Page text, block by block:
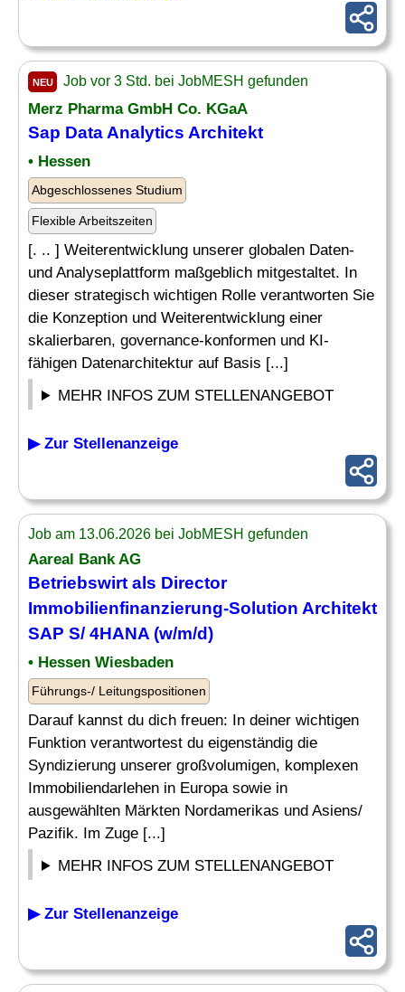
NEU Job vor 3 Std. bei JobMESH gefunden
Merz Pharma GmbH Co. KGaA
Sap Data Analytics Architekt
• Hessen
Abgeschlossenes Studium
Flexible Arbeitszeiten
[. .. ] Weiterentwicklung unserer globalen Daten-
und Analyseplattform maßgeblich mitgestaltet. In
dieser strategisch wichtigen Rolle verantworten Sie
die Konzeption und Weiterentwicklung einer
skalierbaren, governance-konformen und KI-
fähigen Datenarchitektur auf Basis [...]
MEHR INFOS ZUM STELLENANGEBOT
▶ Zur Stellenanzeige
Job am 13.06.2026 bei JobMESH gefunden
Aareal Bank AG
Betriebswirt als Director
Immobilienfinanzierung-Solution Architekt
SAP S/ 4HANA (w/m/d)
• Hessen Wiesbaden
Führungs-/ Leitungspositionen
Darauf kannst du dich freuen: In deiner wichtigen
Funktion verantwortest du eigenständig die
Syndizierung unserer großvolumigen, komplexen
Immobiliendarlehen in Europa sowie in
ausgewählten Märkten Nordamerikas und Asiens/
Pazifik. Im Zuge [...]
MEHR INFOS ZUM STELLENANGEBOT
▶ Zur Stellenanzeige